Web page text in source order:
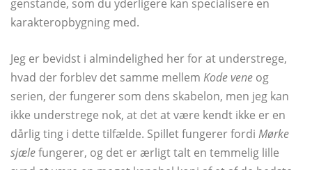
genstande, som du yderligere kan specialisere en
karakteropbygning med.
Jeg er bevidst i almindelighed her for at understrege,
hvad der forblev det samme mellem Kode vene og
serien, der fungerer som dens skabelon, men jeg kan
ikke understrege nok, at det at være kendt ikke er en
dårlig ting i dette tilfælde. Spillet fungerer fordi Mørke
sjælefungerer, og det er ærligt talt en temmelig lille